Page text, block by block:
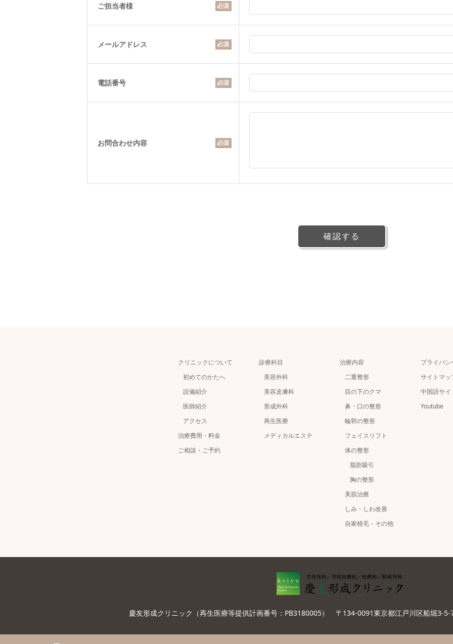
ご担当者様
メールアドレス
電話番号
お問合わせ内容
クリニックについて
初めてのかたへ
設備紹介
医師紹介
アクセス
治療費用・料金
ご相談・ご予約
診療科目
美容外科
美容皮膚科
形成外科
再生医療
メディカルエステ
治療内容
二重整形
目の下のクマ
鼻・口の整形
輪郭の整形
フェイスリフト
体の整形
脂肪吸引
胸の整形
美肌治療
しみ・しわ改善
自家植毛・その他
プライバシ
サイトマッ
中国語サイ
Youtube
慶友形成クリニック（再生医療等提供計画番号：PB3180005） 〒134-0091東京都江戸川区船堀3-